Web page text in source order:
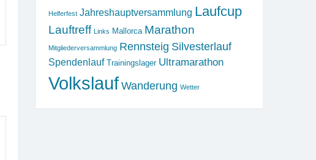
Helferfest Jahreshauptversammlung Laufcup
Lauftreff Links Mallorca Marathon
Mitgliederversammlung Rennsteig Silvesterlauf
Spendenlauf Trainingslager Ultramarathon
Volkslauf Wanderung Wetter